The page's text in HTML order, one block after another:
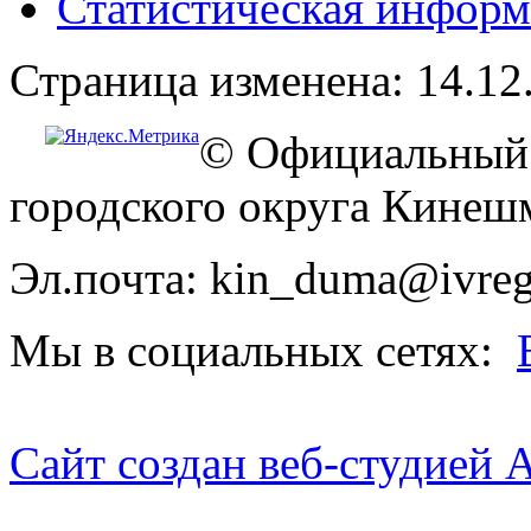
Страница изменена:
© Официальный
городского округа
Эл.почта:
Мы в социальных сетях:
Сайт создан веб-студией